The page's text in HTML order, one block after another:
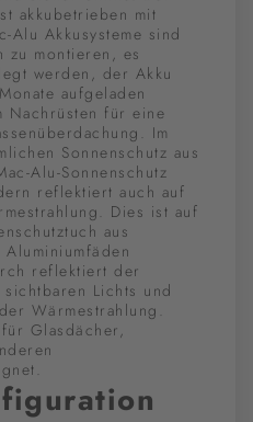
akkubetrieben mit
Alu Akkusysteme sind
zu montieren, es
werden, der Akku
aufgeladen
Nachrüsten für eine
Im
Sonnenschutz aus
Alu-Sonnenschutz
reflektiert auch auf
Dies ist auf
aus
reflektiert der
Lichts und
Wärmestrahlung.
Glasdächer,